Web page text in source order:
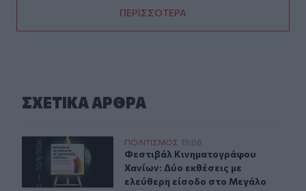
ΠΕΡΙΣΣΟΤΕΡΑ
ΣΧΕΤΙΚA AΡΘΡΑ
Δύο ξεχωριστές εκθέσεις του Φεστιβάλ
ΠΟΛΙΤΙΣΜΟΣ 15:08
Φεστιβάλ Κινηματογράφου
Φεστιβάλ Κινηματογράφου
Χανίων: Δύο εκθέσεις με
ελεύθερη είσοδο στο Μεγάλο